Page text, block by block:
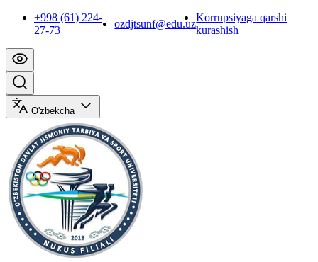
+998 (61) 224-
27-73
ozdjtsunf@edu.uz
Korrupsiyaga qarshi
kurashish
O'zbekcha